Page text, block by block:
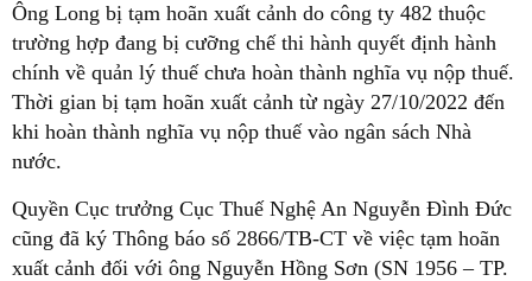
Ông Long bị tạm hoãn xuất cảnh do công ty 482 thuộc
trường hợp đang bị cưỡng chế thi hành quyết định hành
chính về quản lý thuế chưa hoàn thành nghĩa vụ nộp thuế.
Thời gian bị tạm hoãn xuất cảnh từ ngày 27/10/2022 đến
khi hoàn thành nghĩa vụ nộp thuế vào ngân sách Nhà
nước.
Quyền Cục trưởng Cục Thuế Nghệ An Nguyễn Đình Đức
cũng đã ký Thông báo số 2866/TB-CT về việc tạm hoãn
xuất cảnh đối với ông Nguyễn Hồng Sơn (SN 1956 – TP.